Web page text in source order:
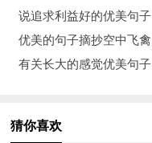
说追求利益好的优美句子
优美的句子摘抄空中飞禽
有关长大的感觉优美句子
猜你喜欢